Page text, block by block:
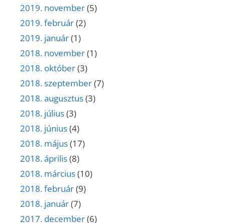
2019. november(5)
2019. február(2)
2019. január(1)
2018. november(1)
2018. október(3)
2018. szeptember(7)
2018. augusztus(3)
2018. július(3)
2018. június(4)
2018. május(17)
2018. április(8)
2018. március(10)
2018. február(9)
2018. január(7)
2017. december(6)